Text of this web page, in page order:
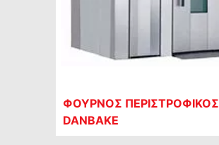
ΦΟΥΡΝΟΣ ΠΕΡΙΣΤΡΟΦΙΚΟΣ
DANBAKE